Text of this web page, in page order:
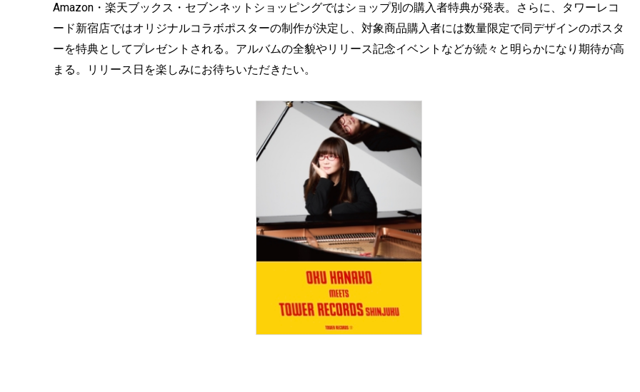
Amazon・楽天ブックス・セブンネットショッピングではショップ別の購入者特典が発表。さらに、タワーレコ
ード新宿店ではオリジナルコラボポスターの制作が決定し、対象商品購入者には数量限定で同デザインのポスタ
ーを特典としてプレゼントされる。アルバムの全貌やリリース記念イベントなどが続々と明らかになり期待が高
まる。リリース日を楽しみにお待ちいただきたい。